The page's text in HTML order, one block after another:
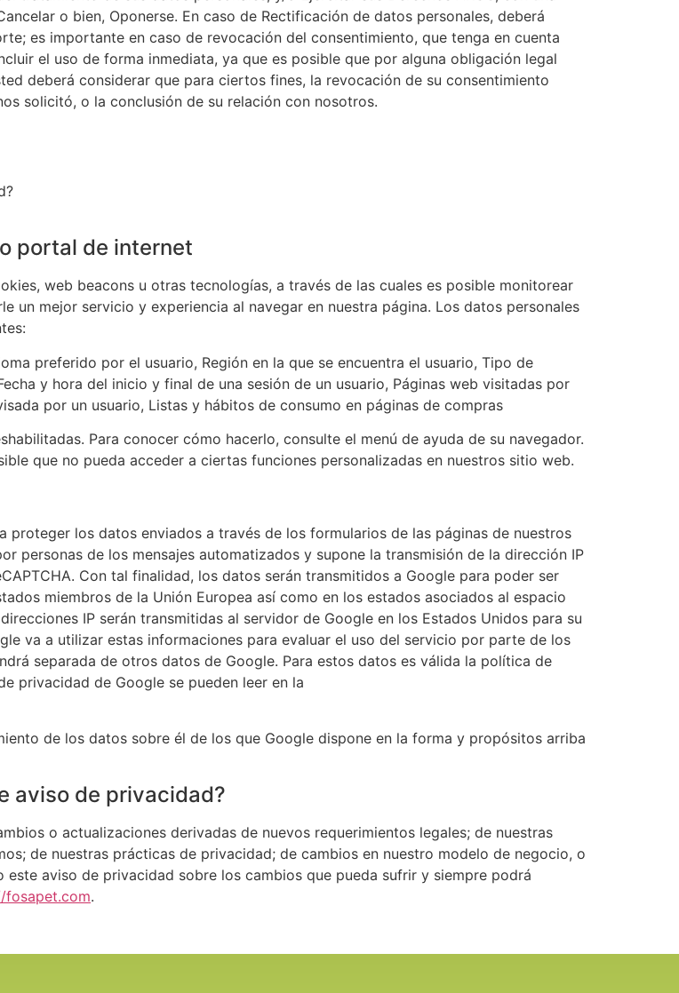
o bien, Oponerse. En caso de Rectificación de datos personales, deberá
es importante en caso de revocación del consentimiento, que tenga en cuenta
el uso de forma inmediata, ya que es posible que por alguna obligación legal
deberá considerar que para ciertos fines, la revocación de su consentimiento
solicitó, o la conclusión de su relación con nosotros.
portal de internet
web beacons u otras tecnologías, a través de las cuales es posible monitorear
un mejor servicio y experiencia al navegar en nuestra página. Los datos personales
preferido por el usuario, Región en la que se encuentra el usuario, Tipo de
y hora del inicio y final de una sesión de un usuario, Páginas web visitadas por
por un usuario, Listas y hábitos de consumo en páginas de compras
Para conocer cómo hacerlo, consulte el menú de ayuda de su navegador.
que no pueda acceder a ciertas funciones personalizadas en nuestros sitio web.
proteger los datos enviados a través de los formularios de las páginas de nuestros
personas de los mensajes automatizados y supone la transmisión de la dirección IP
Con tal finalidad, los datos serán transmitidos a Google para poder ser
miembros de la Unión Europea así como en los estados asociados al espacio
IP serán transmitidas al servidor de Google en los Estados Unidos para su
va a utilizar estas informaciones para evaluar el uso del servicio por parte de los
separada de otros datos de Google. Para estos datos es válida la política de
privacidad de Google se pueden leer en la
de los datos sobre él de los que Google dispone en la forma y propósitos arriba
aviso de privacidad?
o actualizaciones derivadas de nuevos requerimientos legales; de nuestras
de nuestras prácticas de privacidad; de cambios en nuestro modelo de negocio, o
aviso de privacidad sobre los cambios que pueda sufrir y siempre podrá
fosapet.com.